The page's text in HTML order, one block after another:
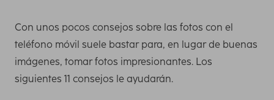
Con unos pocos consejos sobre las fotos con el
teléfono móvil suele bastar para, en lugar de buenas
imágenes, tomar fotos impresionantes. Los
siguientes 11 consejos le ayudarán.